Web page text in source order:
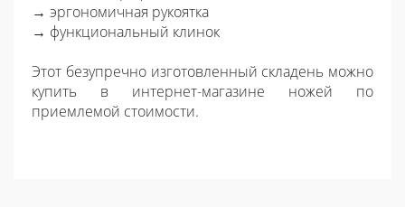
→ эргономичная рукоятка
→ функциональный клинок
Этот безупречно изготовленный складень можно
купить в интернет-магазине ножей по
приемлемой стоимости.